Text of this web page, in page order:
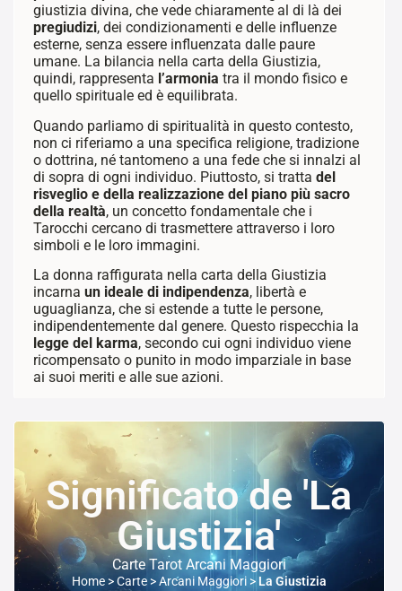
giustizia divina, che vede chiaramente al di là dei
pregiudizi, dei condizionamenti e delle influenze
esterne, senza essere influenzata dalle paure
umane. La bilancia nella carta della Giustizia,
quindi, rappresenta l’armonia tra il mondo fisico e
quello spirituale ed è equilibrata.
Quando parliamo di spiritualità in questo contesto,
non ci riferiamo a una specifica religione, tradizione
o dottrina, né tantomeno a una fede che si innalzi al
di sopra di ogni individuo. Piuttosto, si tratta del
risveglio e della realizzazione del piano più sacro
della realtà, un concetto fondamentale che i
Tarocchi cercano di trasmettere attraverso i loro
simboli e le loro immagini.
La donna raffigurata nella carta della Giustizia
incarna un ideale di indipendenza, libertà e
uguaglianza, che si estende a tutte le persone,
indipendentemente dal genere. Questo rispecchia la
legge del karma, secondo cui ogni individuo viene
ricompensato o punito in modo imparziale in base
ai suoi meriti e alle sue azioni.
Significato de 'La
Giustizia'
Carte Tarot Arcani Maggiori
Home>Carte>Arcani Maggiori> La Giustizia